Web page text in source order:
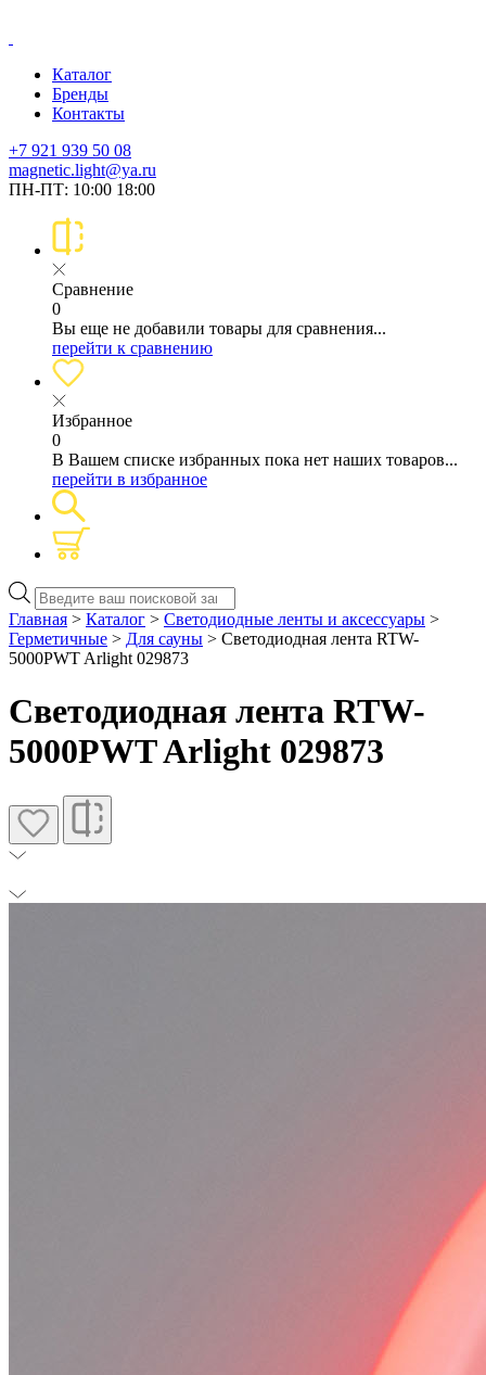
Каталог
Бренды
Контакты
+7 921 939 50 08
magnetic.light@ya.ru
ПН-ПТ: 10:00 18:00
Сравнение
0
Вы еще не добавили товары для сравнения...
перейти к сравнению
Избранное
0
В Вашем списке избранных пока нет наших товаров...
перейти в избранное
Поиск
товаров
Главная > Каталог > Светодиодные ленты и аксессуары >
Герметичные > Для сауны > Светодиодная лента RTW-
5000PWT Arlight 029873
Светодиодная лента RTW-
5000PWT Arlight 029873